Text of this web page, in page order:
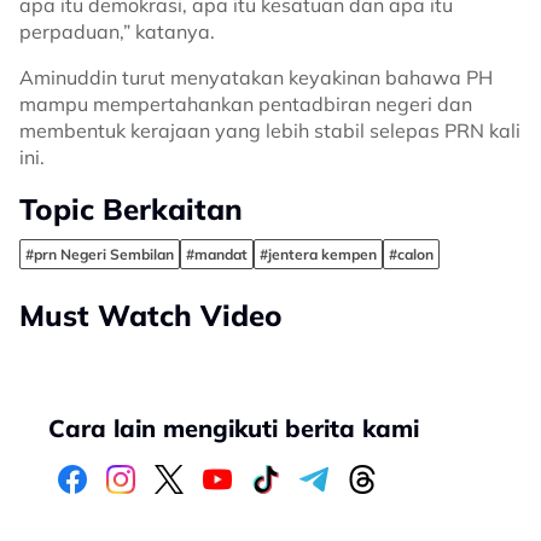
apa itu demokrasi, apa itu kesatuan dan apa itu
perpaduan,” katanya.
Aminuddin turut menyatakan keyakinan bahawa PH
mampu mempertahankan pentadbiran negeri dan
membentuk kerajaan yang lebih stabil selepas PRN kali
ini.
Topic Berkaitan
#prn Negeri Sembilan #mandat #jentera kempen #calon
Must Watch Video
Cara lain mengikuti berita kami